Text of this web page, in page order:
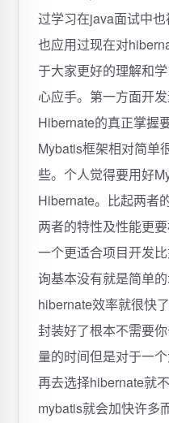
过学习在java面试中
也应用过现在对
于大家更好的理解和
心应手。第一方面开
Hibernate的真正掌握
Mybatis框架相对简单
些。个人觉得要用好
Hibernate。比起两者
两者的特性及性能更
一个更适合项目开发
询基本没有就是简单
hibernate效率就很快
封装好了根本不需要
量的时间但是对于一
再去选择hibernate就
mybatis就会加快许多